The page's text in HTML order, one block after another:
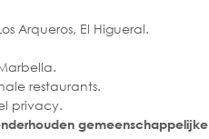
Arqueros, El Higueral.
restaurants.
privacy.
gemeenschappelijke